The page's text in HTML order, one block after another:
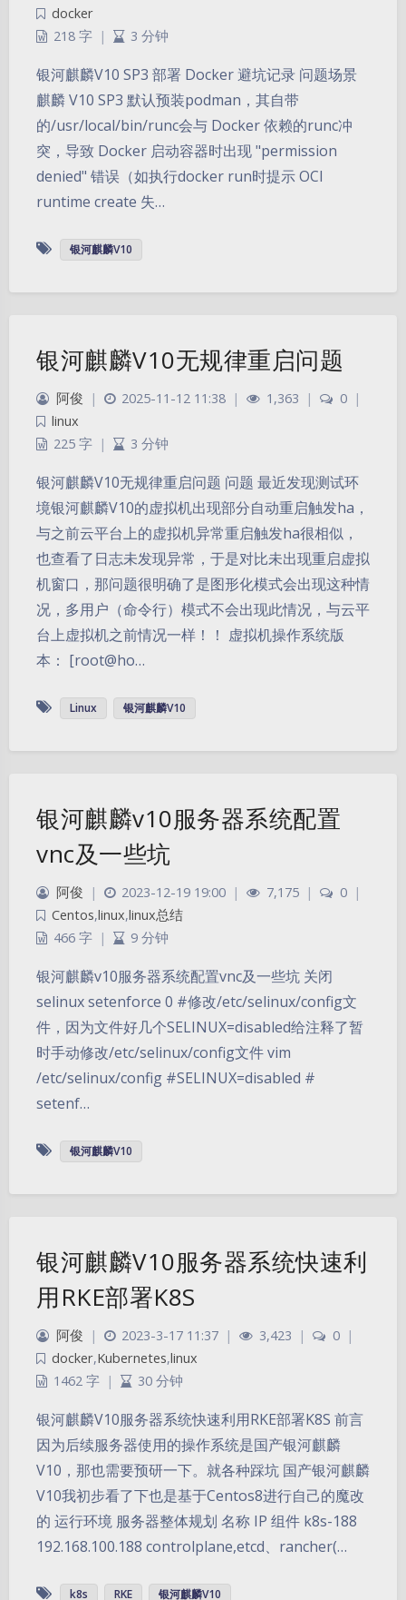
夜间模式
docker
218 字 | 3 分钟
银河麒麟V10 SP3 部署 Docker 避坑记录 问题场景
麒麟 V10 SP3 默认预装podman，其自带
的/usr/local/bin/runc会与 Docker 依赖的runc冲
突，导致 Docker 启动容器时出现 "permission
denied" 错误（如执行docker run时提示 OCI
runtime create 失…
银河麒麟V10
银河麒麟V10无规律重启问题
阿俊 | 2025-11-12 11:38 | 1,363 | 0 |
linux
225 字 | 3 分钟
银河麒麟V10无规律重启问题 问题 最近发现测试环
境银河麒麟V10的虚拟机出现部分自动重启触发ha，
与之前云平台上的虚拟机异常重启触发ha很相似，
也查看了日志未发现异常，于是对比未出现重启虚拟
机窗口，那问题很明确了是图形化模式会出现这种情
况，多用户（命令行）模式不会出现此情况，与云平
台上虚拟机之前情况一样！！ 虚拟机操作系统版
本： [root@ho…
Linux 银河麒麟V10
银河麒麟v10服务器系统配置
vnc及一些坑
阿俊 | 2023-12-19 19:00 | 7,175 | 0 |
Centos,linux,linux总结
466 字 | 9 分钟
银河麒麟v10服务器系统配置vnc及一些坑 关闭
selinux setenforce 0 #修改/etc/selinux/config文
件，因为文件好几个SELINUX=disabled给注释了暂
时手动修改/etc/selinux/config文件 vim
/etc/selinux/config #SELINUX=disabled #
setenf…
银河麒麟V10
银河麒麟V10服务器系统快速利
用RKE部署K8S
阿俊 | 2023-3-17 11:37 | 3,423 | 0 |
docker,Kubernetes,linux
1462 字 | 30 分钟
银河麒麟V10服务器系统快速利用RKE部署K8S 前言
因为后续服务器使用的操作系统是国产银河麒麟
V10，那也需要预研一下。就各种踩坑 国产银河麒麟
V10我初步看了下也是基于Centos8进行自己的魔改
的 运行环境 服务器整体规划 名称 IP 组件 k8s-188
192.168.100.188 controlplane,etcd、rancher(…
k8s RKE 银河麒麟V10